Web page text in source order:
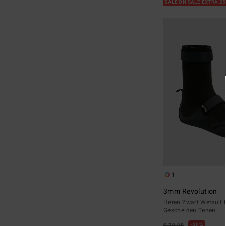
SALE ON SALE EXTRA
1
3mm Revolution
Heren Zwart Wetsuit
Gescheiden Tenen